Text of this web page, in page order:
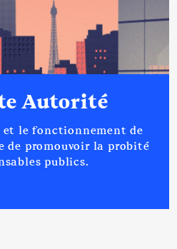
€ Net
Autorité
et le fonctionnement de
de promouvoir la probité
publics.